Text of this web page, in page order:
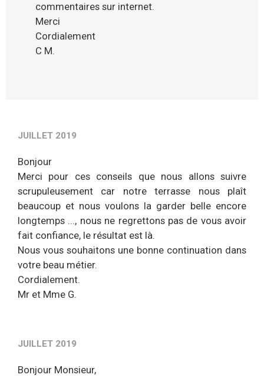
commentaires sur internet.
Merci
Cordialement
C M.
JUILLET 2019
B‌onjour
Merci pour ces conseils que nous allons suivre
scrupuleusement car notre terrasse nous plaît
beaucoup et nous voulons la garder belle encore
longtemps ..., nous ne regrettons pas de vous avoir
fait confiance, le résultat est là.
Nous vous souhaitons une bonne continuation dans
votre beau métier.
Cordialement.
Mr et Mme G.
JUILLET 2019
Bonjour Monsieur,